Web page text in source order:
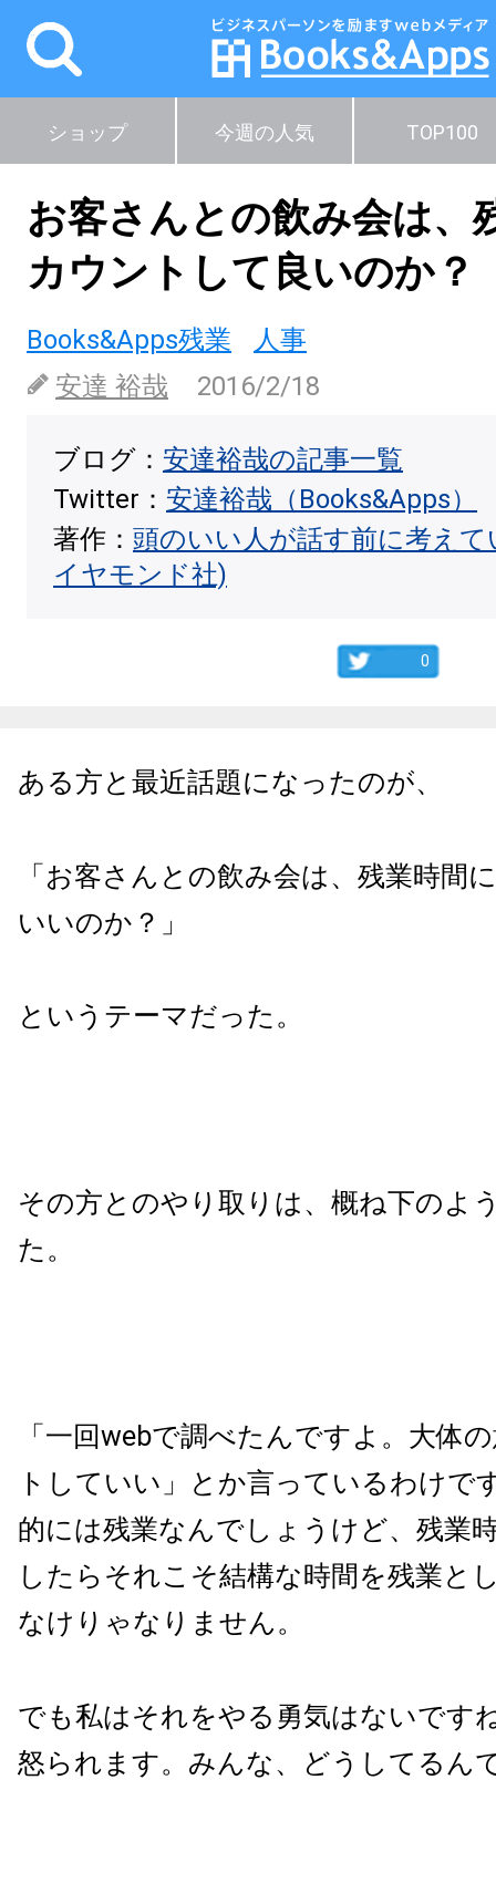
ショップ 今週の人気 TOP100
お客さんとの飲み会は、
カウントして良いのか？
Books&Apps残業
人事
安達 裕哉
2016/2/18
ブログ： 安達裕哉の記事一覧
Twitter： 安達裕哉（Books&Apps）
著作： 頭のいい人が話す前に考え
イヤモンド社)
0
ある方と最近話題になったのが、
「お客さんとの飲み会は、残業時間
いいのか？」
というテーマだった。
その方とのやり取りは、概ね下のよ
た。
「一回webで調べたんですよ。大体
トしていい」とか言っているわけで
的には残業なんでしょうけど、残業
したらそれこそ結構な時間を残業と
なけりゃなりません。
でも私はそれをやる勇気はないです
怒られます。みんな、どうしてるん